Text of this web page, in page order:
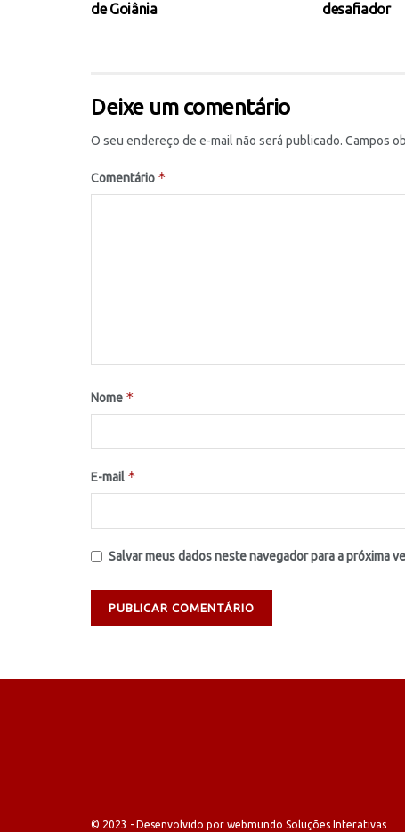
de Goiânia
desafiador
Deixe um comentário
O seu endereço de e-mail não será publicado. Campos
Comentário *
Nome *
E-mail *
Salvar meus dados neste navegador para a próxima
© 2023 - Desenvolvido por webmundo Soluções Interativas